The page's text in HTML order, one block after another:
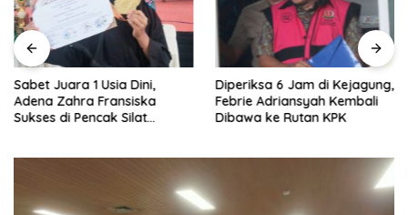
Sabet Juara 1 Usia Dini,
Adena Zahra Fransiska
Sukses di Pencak Silat
Diperiksa 6 Jam di Kejagung,
Febrie Adriansyah Kembali
Dibawa ke Rutan KPK